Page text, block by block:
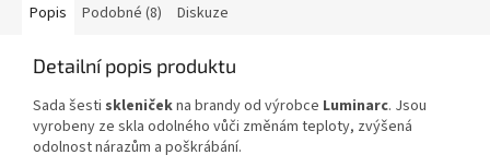
Popis Podobné (8) Diskuze
Detailní popis produktu
Sada šesti skleničekna brandy od výrobce Luminarc. Jsou
vyrobeny ze skla odolného vůči změnám teploty, zvýšená
odolnost nárazům a poškrábání.